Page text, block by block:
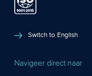
Switch to English
Navigeer direct naar